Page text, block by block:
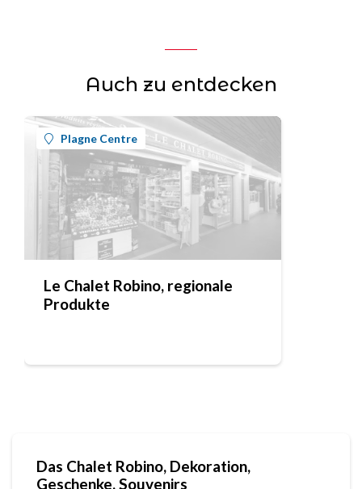
Auch zu entdecken
Plagne Centre
Le Chalet Robino, regionale
Produkte
Das Chalet Robino, Dekoration,
Geschenke, Souvenirs